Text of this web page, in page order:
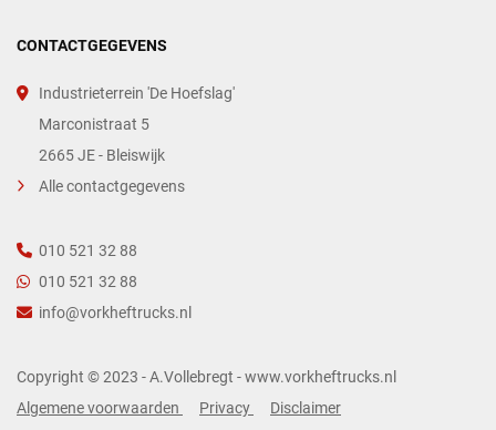
CONTACTGEGEVENS
Industrieterrein 'De Hoefslag'
Marconistraat 5
2665 JE - Bleiswijk
Alle contactgegevens
010 521 32 88
010 521 32 88
info@vorkheftrucks.nl
Copyright © 2023 - A.Vollebregt - www.vorkheftrucks.nl
Algemene voorwaarden
Privacy Disclaimer